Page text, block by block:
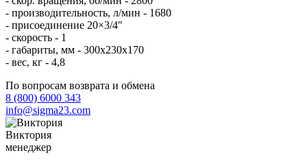
- производительность, л/мин - 1680
- присоединение 20×3/4″
- скорость - 1
- габариты, мм - 300x230x170
- вес, кг - 4,8
По вопросам возврата и обмена
8 (800) 6000 343
info@sigma23.com
Виктория
менеджер